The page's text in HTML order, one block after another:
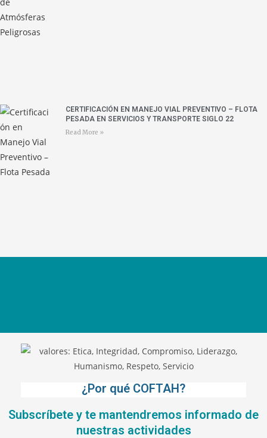
CERTIFICACIÓN EN MANEJO VIAL PREVENTIVO – FLOTA
PESADA EN SERVICIOS Y TRANSPORTE SIGLO 22
Read More »
¿Por qué COFTAH?
Subscríbete y te mantendremos informado de
nuestras actividades